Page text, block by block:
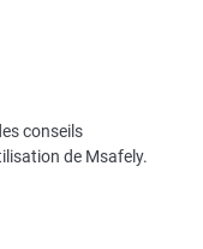
conseils
de Msafely.